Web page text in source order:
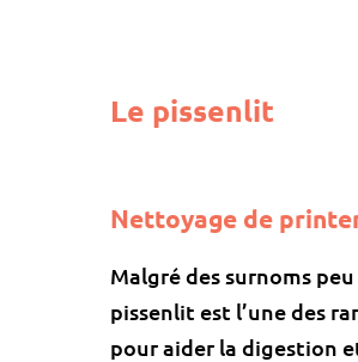
Le pissenlit
Nettoyage de
Malgré des surnoms
pissenlit est l’une des
pour aider la digestion